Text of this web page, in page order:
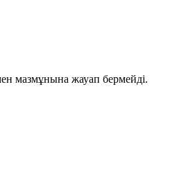
мазмұнына жауап бермейді.